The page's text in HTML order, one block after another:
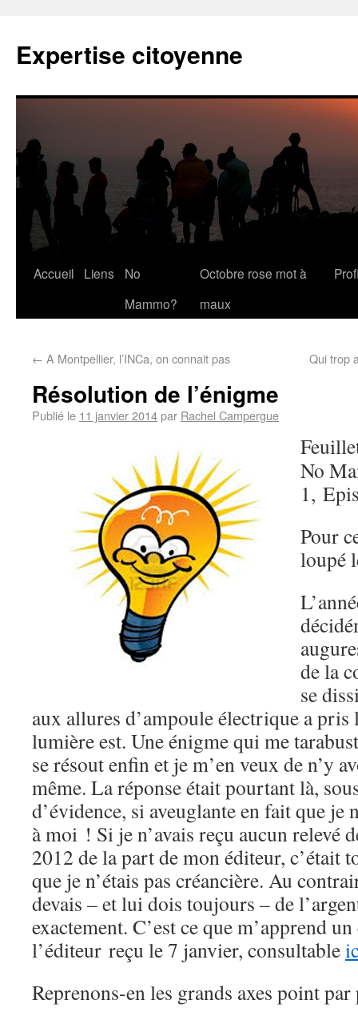
Expertise citoyenne
Accueil Liens
No
Mammo?
Octobre rose mot à
maux
← A Montpellier, l’INCa, on connait pas Qui trop
Résolution de l’énigme
Publié le 11 janvier 2014par Rachel Campergue
No
1,
Pour
loupé
de la
se
aux allures d’ampoule électrique a
lumière est. Une énigme qui me
se résout enfin et je m’en veux de n’y
même. La réponse était pourtant là,
d’évidence, si aveuglante en fait que je
à moi ! Si je n’avais reçu aucun relevé
2012 de la part de mon éditeur, c’était
que je n’étais pas créancière. Au
devais – et lui dois toujours – de
exactement. C’est ce que m’apprend
l’éditeur reçu le 7 janvier, consultable
Reprenons-en les grands axes point